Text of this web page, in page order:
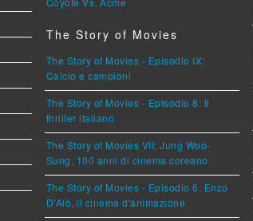
The Story of Movies
The Story of Movies - Episodio IX:
Calcio e campioni
The Story of Movies - Episodio 8: Il
thriller italiano
The Story of Movies VII: Jung Woo-
Sung, 100 anni di cinema coreano
The Story of Movies - Episodio 6: Enzo
D'Alò, il cinema d'animazione